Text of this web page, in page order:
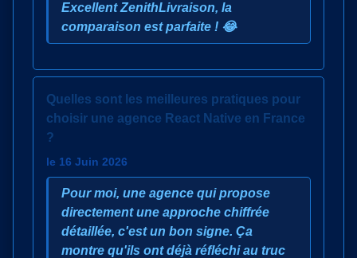
Excellent ZenithLivraison, la
comparaison est parfaite ! 😂
Quelles sont les meilleures pratiques pour
choisir une agence React Native en France
?
le 16 Juin 2026
Pour moi, une agence qui propose
directement une approche chiffrée
détaillée, c'est un bon signe. Ça
montre qu'ils ont déjà réfléchi au truc